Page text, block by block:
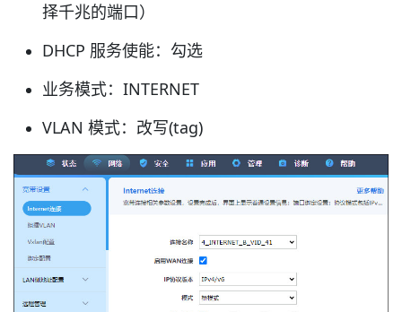
择千兆的端口）
DHCP 服务使能：勾选
业务模式：INTERNET
VLAN 模式：改写(tag)